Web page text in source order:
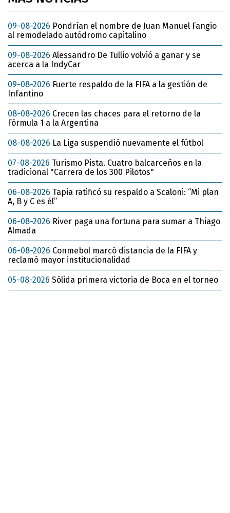
09-08-2026 Pondrían el nombre de Juan Manuel Fangio
al remodelado autódromo capitalino
09-08-2026 Alessandro De Tullio volvió a ganar y se
acerca a la IndyCar
09-08-2026 Fuerte respaldo de la FIFA a la gestión de
Infantino
08-08-2026 Crecen las chaces para el retorno de la
Fórmula 1 a la Argentina
08-08-2026 La Liga suspendió nuevamente el fútbol
07-08-2026 Turismo Pista. Cuatro balcarceños en la
tradicional "Carrera de los 300 Pilotos"
06-08-2026 Tapia ratificó su respaldo a Scaloni: “Mi plan
A, B y C es él”
06-08-2026 River paga una fortuna para sumar a Thiago
Almada
06-08-2026 Conmebol marcó distancia de la FIFA y
reclamó mayor institucionalidad
05-08-2026 Sólida primera victoria de Boca en el torneo